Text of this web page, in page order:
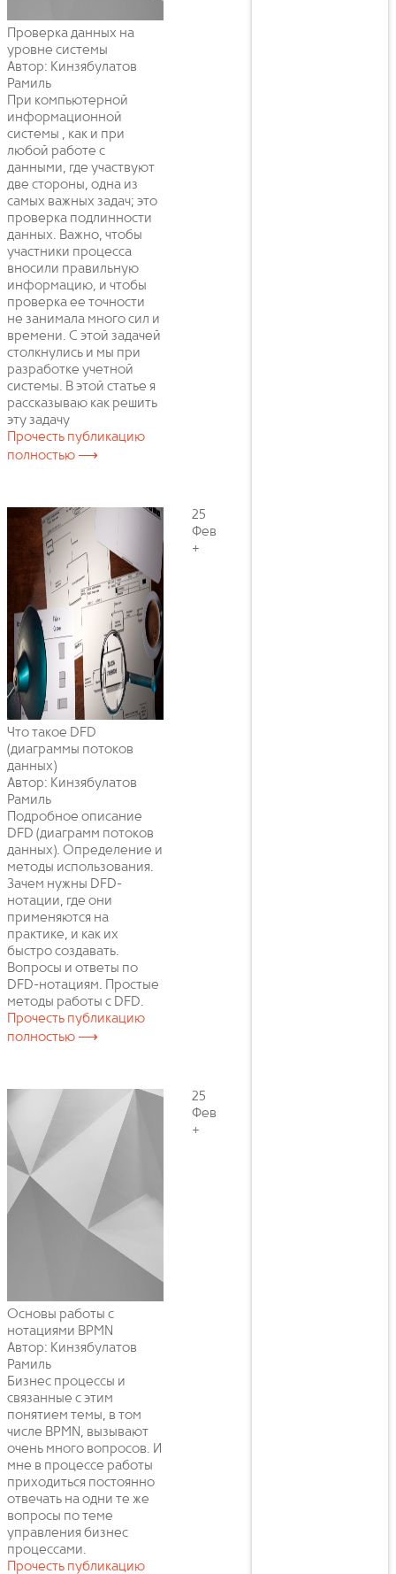
Проверка данных на
уровне системы
Автор: Кинзябулатов
Рамиль
При компьютерной
информационной
системы , как и при
любой работе с
данными, где участвуют
две стороны, одна из
самых важных задач; это
проверка подлинности
данных. Важно, чтобы
участники процесса
вносили правильную
информацию, и чтобы
проверка ее точности
не занимала много сил и
времени. С этой задачей
столкнулись и мы при
разработке учетной
системы. В этой статье я
рассказываю как решить
эту задачу
Прочесть публикацию
полностью ⟶
Что такое DFD
(диаграммы потоков
данных)
Автор: Кинзябулатов
Рамиль
Подробное описание
DFD (диаграмм потоков
данных). Определение и
методы использования.
Зачем нужны DFD-
нотации, где они
применяются на
практике, и как их
быстро создавать.
Вопросы и ответы по
DFD-нотациям. Простые
методы работы с DFD.
Прочесть публикацию
полностью ⟶
25
Фев
+
Основы работы с
нотациями BPMN
Автор: Кинзябулатов
Рамиль
Бизнес процессы и
связанные с этим
понятием темы, в том
числе BPMN, вызывают
очень много вопросов. И
мне в процессе работы
приходиться постоянно
отвечать на одни те же
вопросы по теме
управления бизнес
процессами.
Прочесть публикацию
25
Фев
+